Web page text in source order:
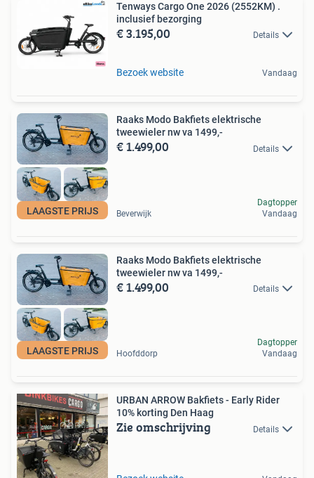
Tenways Cargo One 2026 (2552KM) .
inclusief bezorging
€ 3.195,00 Details
Bezoek website Vandaag
LAAGSTE PRIJS
Raaks Modo Bakfiets elektrische
tweewieler nw va 1499,-
€ 1.499,00 Details
Beverwijk
Dagtopper
Vandaag
LAAGSTE PRIJS
Raaks Modo Bakfiets elektrische
tweewieler nw va 1499,-
€ 1.499,00 Details
Hoofddorp
Dagtopper
Vandaag
URBAN ARROW Bakfiets - Early Rider
10% korting Den Haag
Zie omschrijving Details